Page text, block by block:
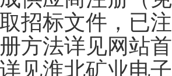
招标文件， 已
方法详见网站
见淮北矿业电